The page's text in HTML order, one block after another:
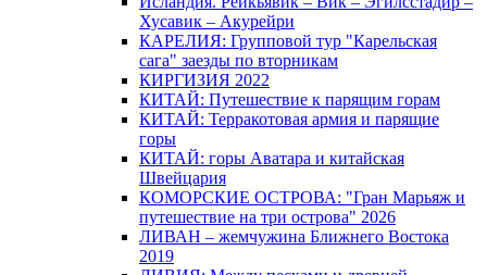
Хусавик – Акурейри
КАРЕЛИЯ: Групповой тур "Карельская
сага" заезды по вторникам
КИРГИЗИЯ 2022
КИТАЙ: Путешествие к парящим горам
КИТАЙ: Терракотовая армия и парящие
горы
КИТАЙ: горы Аватара и китайская
Швейцария
КОМОРСКИЕ ОСТРОВА: "Гран Марьяж и
путешествие на три острова" 2026
ЛИВАН – жемчужина Ближнего Востока
2019